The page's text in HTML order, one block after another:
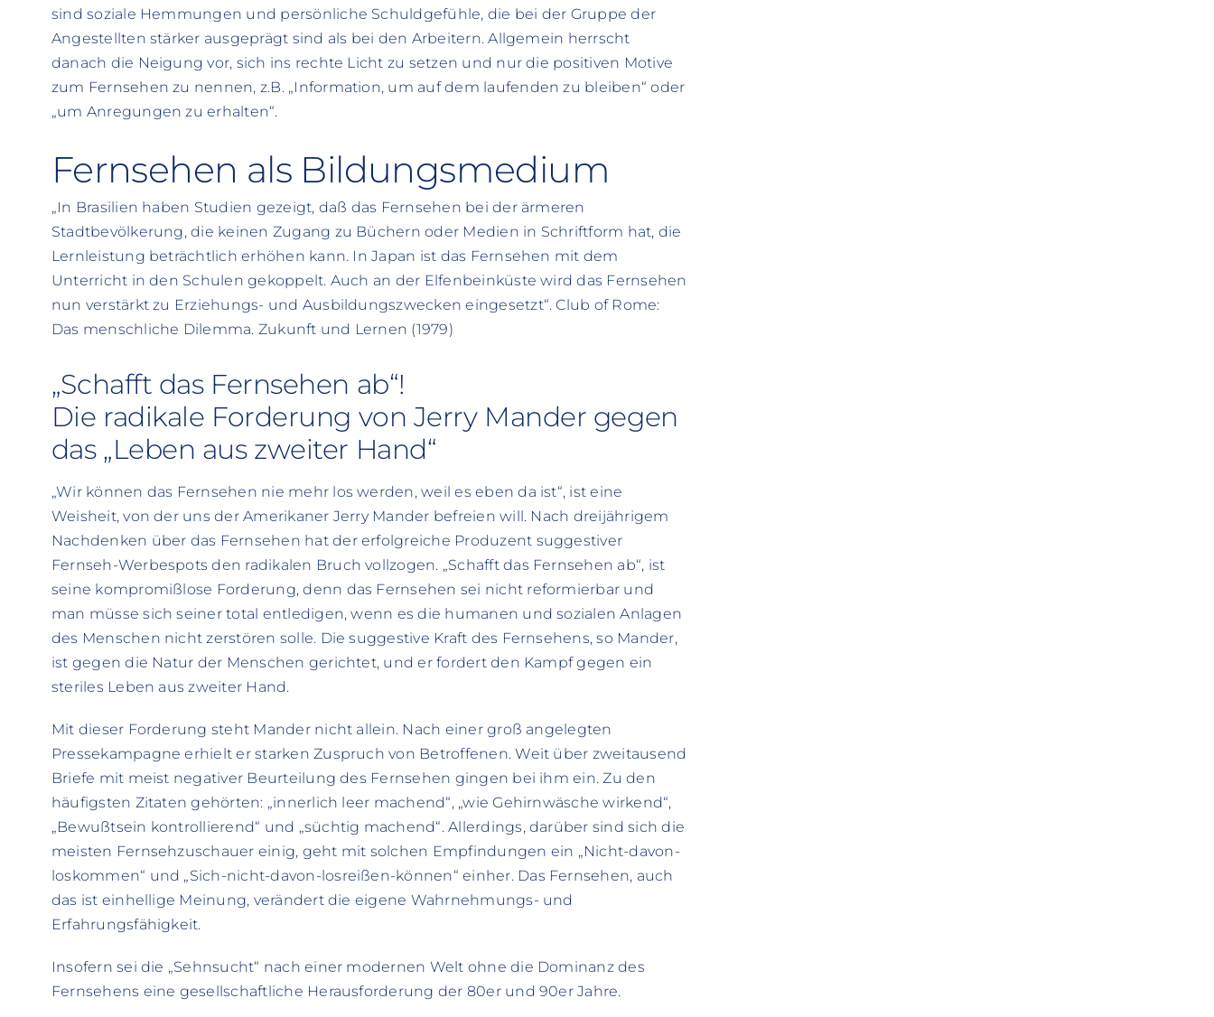
sind soziale Hemmungen und persönliche Schuldgefühle, die bei der Gruppe der
Angestellten stärker ausgeprägt sind als bei den Arbeitern. Allgemein herrscht
danach die Neigung vor, sich ins rechte Licht zu setzen und nur die positiven Motive
zum Fernsehen zu nennen, z.B. „Information, um auf dem laufenden zu bleiben“ oder
„um Anregungen zu erhalten“.
Fernsehen als Bildungsmedium
„In Brasilien haben Studien gezeigt, daß das Fernsehen bei der ärmeren
Stadtbevölkerung, die keinen Zugang zu Büchern oder Medien in Schriftform hat, die
Lernleistung beträchtlich erhöhen kann. In Japan ist das Fernsehen mit dem
Unterricht in den Schulen gekoppelt. Auch an der Elfenbeinküste wird das Fernsehen
nun verstärkt zu Erziehungs- und Ausbildungszwecken eingesetzt“. Club of Rome:
Das menschliche Dilemma. Zukunft und Lernen (1979)
„Schafft das Fernsehen ab“!
Die radikale Forderung von Jerry Mander gegen
das „Leben aus zweiter Hand“
„Wir können das Fernsehen nie mehr los werden, weil es eben da ist“, ist eine
Weisheit, von der uns der Amerikaner Jerry Mander befreien will. Nach dreijährigem
Nachdenken über das Fernsehen hat der erfolgreiche Produzent suggestiver
Fernseh-Werbespots den radikalen Bruch vollzogen. „Schafft das Fernsehen ab“, ist
seine kompromißlose Forderung, denn das Fernsehen sei nicht reformierbar und
man müsse sich seiner total entledigen, wenn es die humanen und sozialen Anlagen
des Menschen nicht zerstören solle. Die suggestive Kraft des Fernsehens, so Mander,
ist gegen die Natur der Menschen gerichtet, und er fordert den Kampf gegen ein
steriles Leben aus zweiter Hand.
Mit dieser Forderung steht Mander nicht allein. Nach einer groß angelegten
Pressekampagne erhielt er starken Zuspruch von Betroffenen. Weit über zweitausend
Briefe mit meist negativer Beurteilung des Fernsehen gingen bei ihm ein. Zu den
häufigsten Zitaten gehörten: „innerlich leer machend“, „wie Gehirnwäsche wirkend“,
„Bewußtsein kontrollierend“ und „süchtig machend“. Allerdings, darüber sind sich die
meisten Fernsehzuschauer einig, geht mit solchen Empfindungen ein „Nicht-davon-
loskommen“ und „Sich-nicht-davon-losreißen-können“ einher. Das Fernsehen, auch
das ist einhellige Meinung, verändert die eigene Wahrnehmungs- und
Erfahrungsfähigkeit.
Insofern sei die „Sehnsucht“ nach einer modernen Welt ohne die Dominanz des
Fernsehens eine gesellschaftliche Herausforderung der 80er und 90er Jahre.